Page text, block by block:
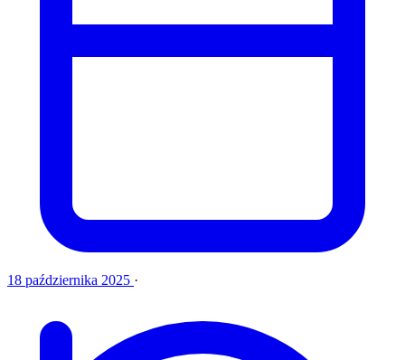
18 października 2025 ·